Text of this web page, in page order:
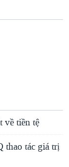
về tiền tệ
thao tác giá trị